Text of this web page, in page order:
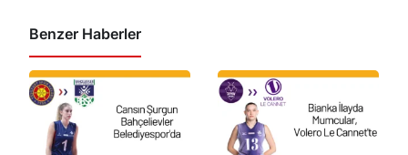
Benzer Haberler